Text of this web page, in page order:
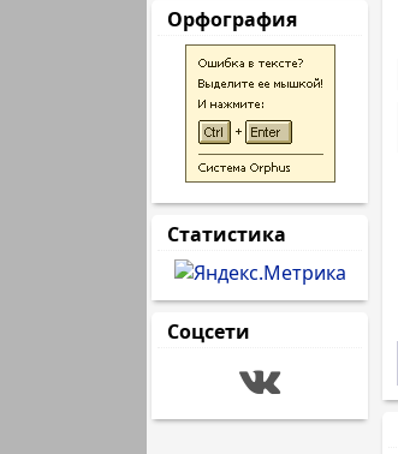
Орфография
Статистика
Соцсети